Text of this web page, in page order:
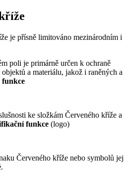
je přísně limitováno mezinárodním i
poli je primárně určen k ochraně
a materiálu, jakož i raněných a
funkce
ke složkám Červeného kříže a
funkce (logo)
Červeného kříže nebo symbolů jej
.